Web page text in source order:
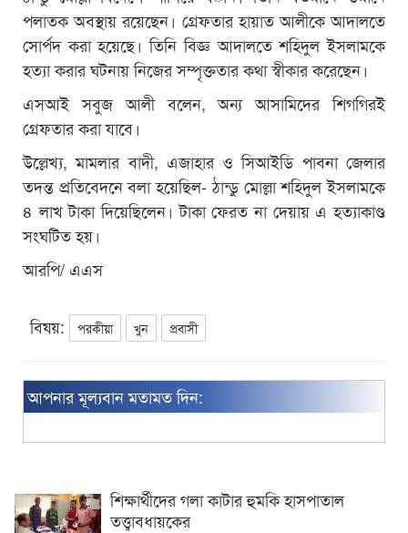
পলাতক অবস্থায় রয়েছেন। গ্রেফতার হায়াত আলীকে আদালতে
সোর্পদ করা হয়েছে। তিনি বিজ্ঞ আদালতে শহিদুল ইসলামকে
হত্যা করার ঘটনায় নিজের সম্পৃক্ততার কথা স্বীকার করেছেন।
এসআই সবুজ আলী বলেন, অন্য আসামিদের শিগগিরই
গ্রেফতার করা যাবে।
উল্লেখ্য, মামলার বাদী, এজাহার ও সিআইডি পাবনা জেলার
তদন্ত প্রতিবেদনে বলা হয়েছিল- ঠান্ডু মোল্লা শহিদুল ইসলামকে
৪ লাখ টাকা দিয়েছিলেন। টাকা ফেরত না দেয়ায় এ হত্যাকাণ্ড
সংঘটিত হয়।
আরপি/ এএস
বিষয়: পরকীয়া খুন প্রবাসী
আপনার মূল্যবান মতামত দিন:
শিক্ষার্থীদের গলা কাটার হুমকি হাসপাতাল
তত্ত্বাবধায়কের